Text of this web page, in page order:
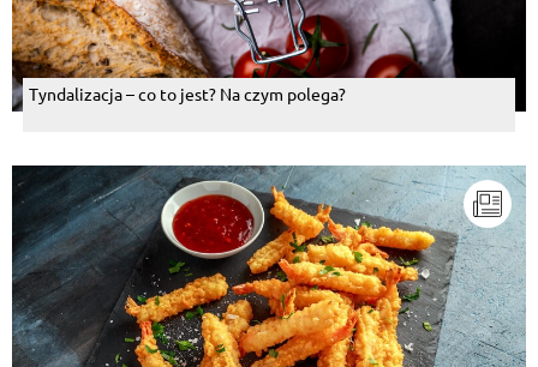
Tyndalizacja – co to jest? Na czym polega?